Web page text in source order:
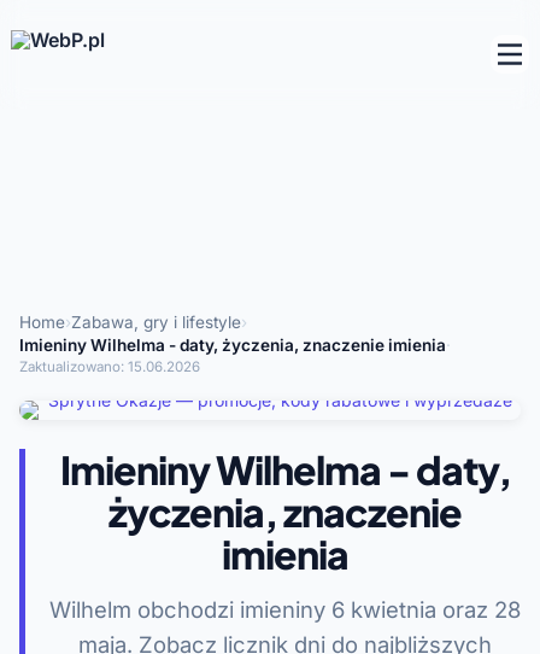
Home›Zabawa, gry i lifestyle›
Imieniny Wilhelma - daty, życzenia, znaczenie imienia·
Zaktualizowano: 15.06.2026
Imieniny Wilhelma - daty,
życzenia, znaczenie
imienia
Wilhelm obchodzi imieniny 6 kwietnia oraz 28
maja. Zobacz licznik dni do najbliższych